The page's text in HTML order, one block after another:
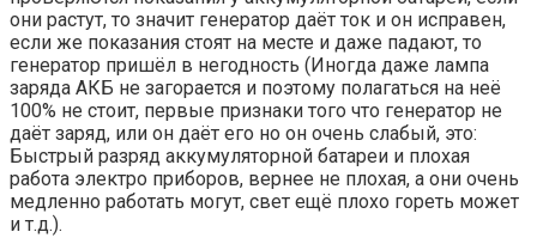
они растут, то значит генератор даёт ток и он исправен,
если же показания стоят на месте и даже падают, то
генератор пришёл в негодность (Иногда даже лампа
заряда АКБ не загорается и поэтому полагаться на неё
100% не стоит, первые признаки того что генератор не
даёт заряд, или он даёт его но он очень слабый, это:
Быстрый разряд аккумуляторной батареи и плохая
работа электро приборов, вернее не плохая, а они очень
медленно работать могут, свет ещё плохо гореть может
и т.д.).